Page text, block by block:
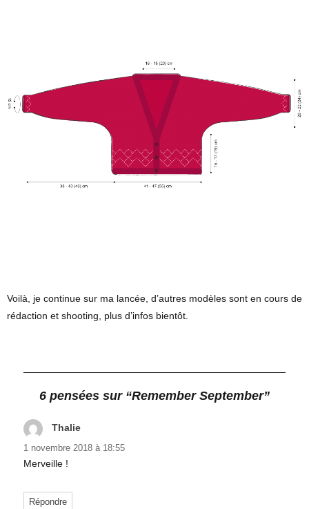
Voilà, je continue sur ma lancée, d’autres modèles sont en cours de
rédaction et shooting, plus d’infos bientôt.
6 pensées sur “Remember September”
Thalie
1 novembre 2018 à 18:55
Merveille !
Répondre